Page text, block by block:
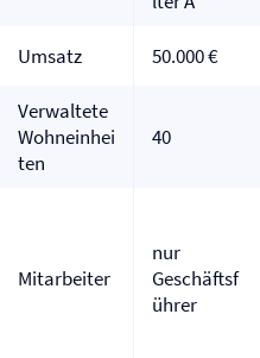
Umsatz 50.000 €
Verwaltete
Wohneinhei
ten
40
Mitarbeiter
nur
Geschäftsf
ührer